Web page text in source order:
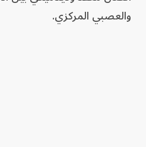
والعصبي المركزي.